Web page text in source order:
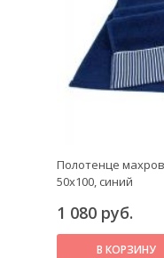
Полотенце
50х100, синий
1 080 руб.
В КОРЗИНУ